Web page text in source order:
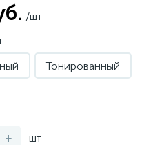
/шт
Тонированный
+ шт